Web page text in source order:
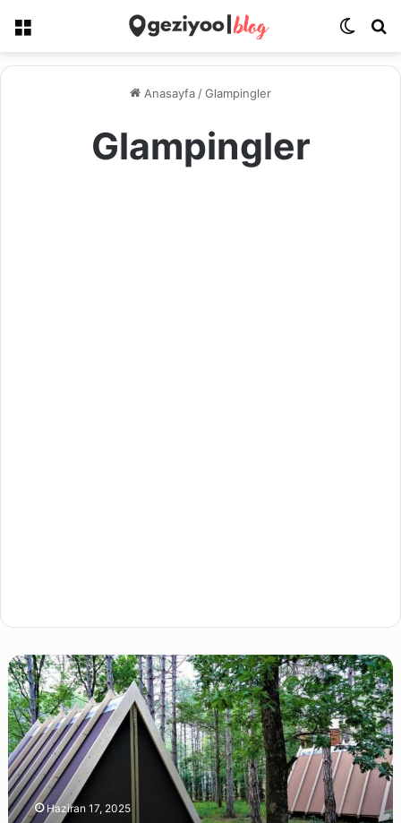
Menü Dış
Anasayfa /Glampingler
Glampingler
Glamping
2026
Konaklama
Fiyatları:
Lüks
Kamp
Gerçekten
Bütçe
Dostu Haziran 17, 2025